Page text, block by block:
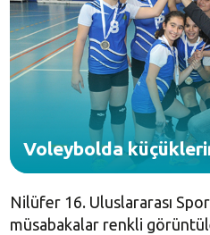
Voleybolda
Nilüfer 16. Uluslararası
müsabakalar renkli